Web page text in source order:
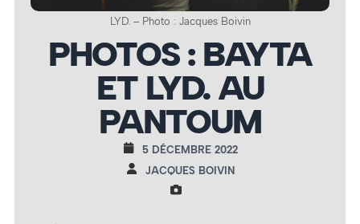
LYD. – Photo : Jacques Boivin
PHOTOS : BAYTA
ET LYD. AU
PANTOUM
5 DÉCEMBRE 2022
JACQUES BOIVIN